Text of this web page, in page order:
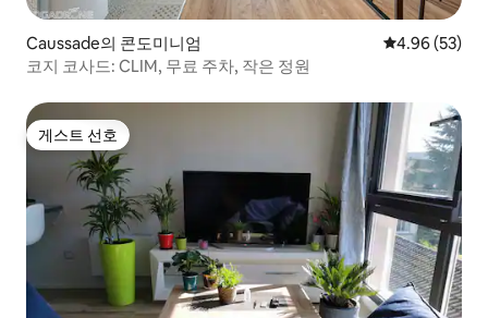
Caussade의 콘도미니엄 평점 4.96점(5
4.96 (53)
코지 코사드: CLIM, 무료 주차, 작은 정원
게스트 선호
게스트 선호